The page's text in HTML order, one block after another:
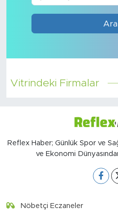
Ara
Vitrindeki Firmalar
Reflex Haber; Günlük Spor ve
ve Ekonomi
Nöbetçi Eczaneler